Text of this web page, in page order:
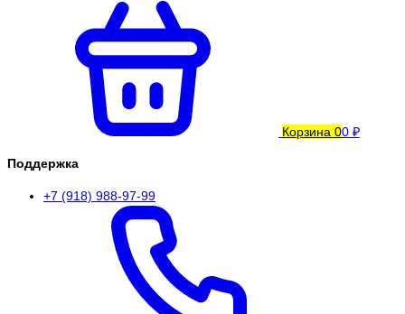
Корзина 00 ₽
Поддержка
+7 (918) 988-97-99